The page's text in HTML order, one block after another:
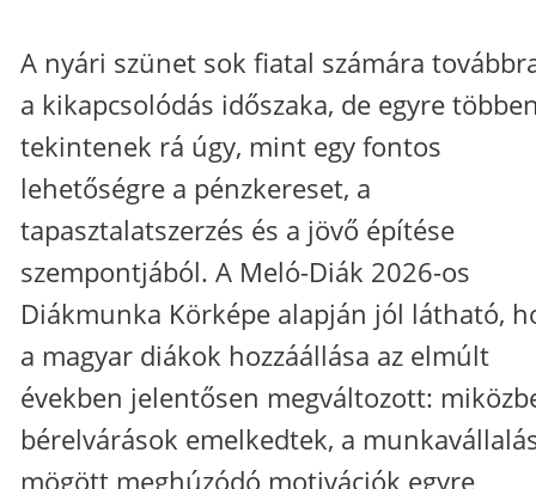
A nyári szünet sok fiatal számára
a kikapcsolódás időszaka, de egyre
tekintenek rá úgy, mint egy fontos
lehetőségre a pénzkereset, a
tapasztalatszerzés és a jövő építése
szempontjából. A Meló-Diák 2026-os
Diákmunka Körképe alapján jól látható,
a magyar diákok hozzáállása az elmúlt
években jelentősen megváltozott:
bérelvárások emelkedtek, a
mögött meghúzódó motivációk egyre